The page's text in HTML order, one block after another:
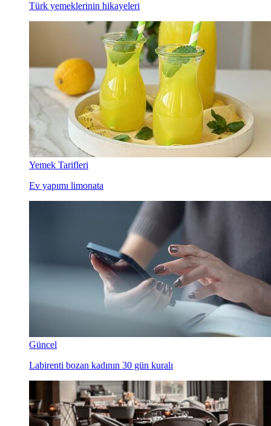
Türk yemeklerinin hikayeleri
Yemek Tarifleri
Ev yapımı limonata
Güncel
Labirenti bozan kadının 30 gün kuralı